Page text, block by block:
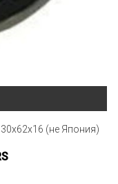
(не Япония)